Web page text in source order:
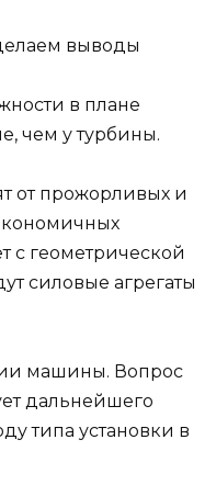
в плане
чем у турбины.
от прожорливых и
с геометрической
силовые агрегаты
машины. Вопрос
дальнейшего
типа установки в